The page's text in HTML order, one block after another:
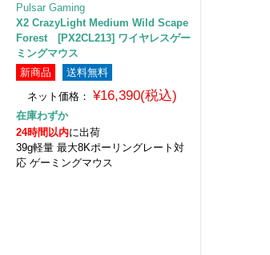
Pulsar Gaming
X2 CrazyLight Medium Wild Scape
Forest [PX2CL213] ワイヤレスゲー
ミングマウス
新商品
送料無料
ネット価格： ¥16,390(税込)
在庫わずか
24時間以内に出荷
39g軽量 最大8Kポーリングレート対
応 ゲーミングマウス